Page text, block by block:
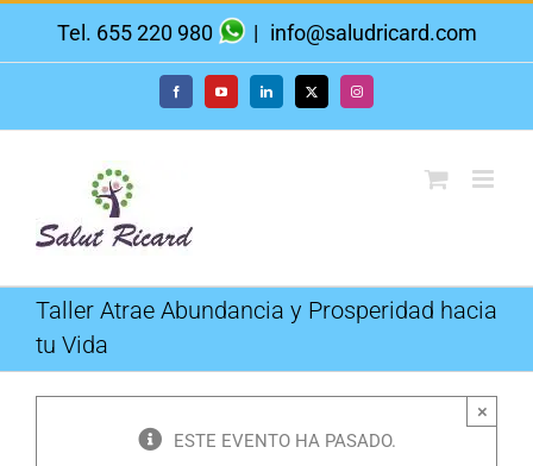
Tel. 655 220 980 | info@saludricard.com
FacebookYouTube LinkedIn X Instagram
Taller Atrae Abundancia y Prosperidad hacia
tu Vida
ESTE EVENTO HA PASADO.
×